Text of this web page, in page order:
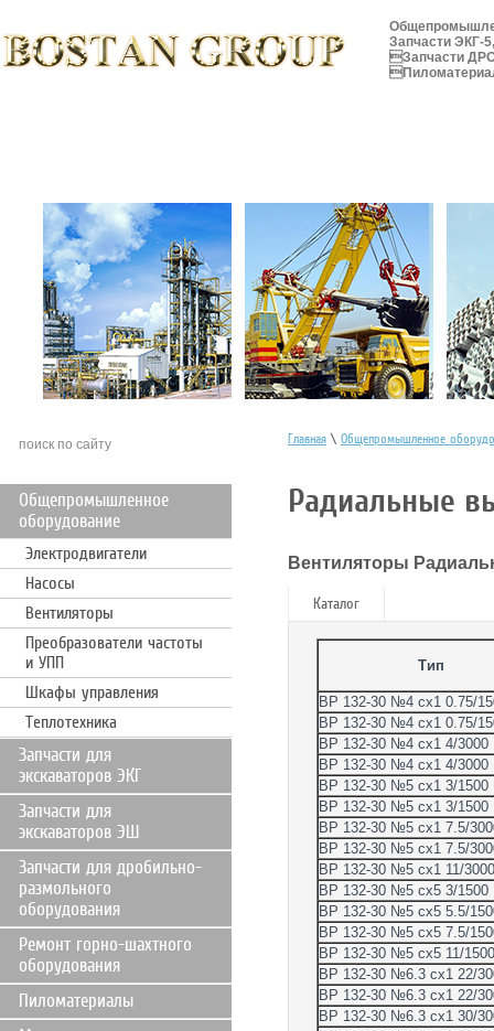
Запчасти ЭКГ-
Запчасти
Главная \ Общепромышленное
Радиальные
Вентиляторы
Каталог
Тип
ВР 132-30 №4 сх1 0.75/
ВР 132-30 №4 сх1 0.75/
ВР 132-30 №4 сх1 4/3000
ВР 132-30 №4 сх1 4/3000
ВР 132-30 №5 сх1 3/1500
ВР 132-30 №5 сх1 3/1500
ВР 132-30 №5 сх1 7.5/
ВР 132-30 №5 сх1 7.5/
ВР 132-30 №5 сх1 11/3000
ВР 132-30 №5 сх5 3/1500
ВР 132-30 №5 сх5 5.5/
ВР 132-30 №5 сх5 7.5/
ВР 132-30 №5 сх5 11/1500
ВР 132-30 №6.3 сх1 22/
ВР 132-30 №6.3 сх1 22/
ВР 132-30 №6.3 сх1 30/
Общепромышленное
оборудование
Электродвигатели
Насосы
Вентиляторы
Преобразователи частоты
и УПП
Шкафы управления
Теплотехника
Запчасти для
экскаваторов ЭКГ
Запчасти для
экскаваторов ЭШ
Запчасти для дробильно-
размольного
оборудования
Ремонт горно-шахтного
оборудования
Пиломатериалы